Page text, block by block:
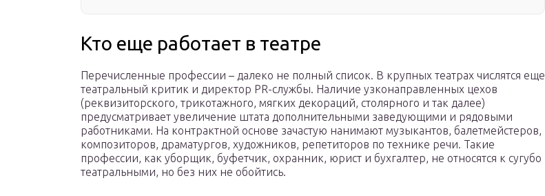
Кто еще работает в театре
Перечисленные профессии – далеко не полный список. В крупных театрах числятся еще
театральный критик и директор PR-службы. Наличие узконаправленных цехов
(реквизиторского, трикотажного, мягких декораций, столярного и так далее)
предусматривает увеличение штата дополнительными заведующими и рядовыми
работниками. На контрактной основе зачастую нанимают музыкантов, балетмейстеров,
композиторов, драматургов, художников, репетиторов по технике речи. Такие
профессии, как уборщик, буфетчик, охранник, юрист и бухгалтер, не относятся к сугубо
театральными, но без них не обойтись.